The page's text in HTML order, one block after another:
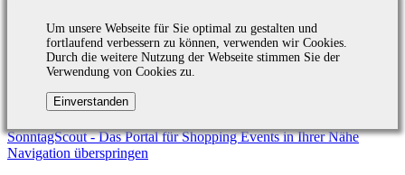
Um unsere Webseite für Sie optimal zu gestalten und
fortlaufend verbessern zu können, verwenden wir Cookies.
Durch die weitere Nutzung der Webseite stimmen Sie der
Verwendung von Cookies zu.
SonntagScout - Das Portal für Shopping Events in Ihrer Nähe
Navigation überspringen